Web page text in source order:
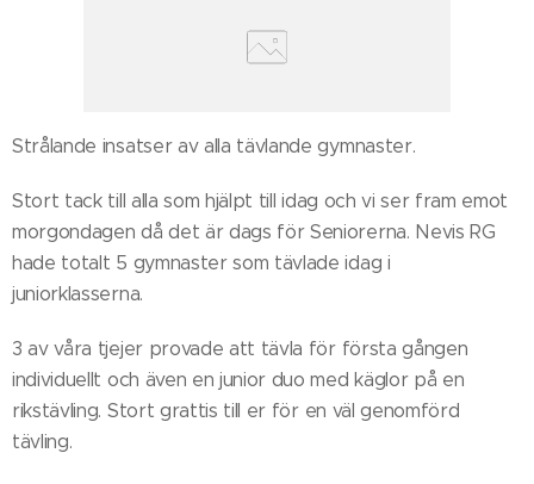
Strålande insatser av alla tävlande gymnaster.
Stort tack till alla som hjälpt till idag och vi ser fram emot
morgondagen då det är dags för Seniorerna. Nevis RG
hade totalt 5 gymnaster som tävlade idag i
juniorklasserna.
3 av våra tjejer provade att tävla för första gången
individuellt och även en junior duo med käglor på en
rikstävling. Stort grattis till er för en väl genomförd
tävling.